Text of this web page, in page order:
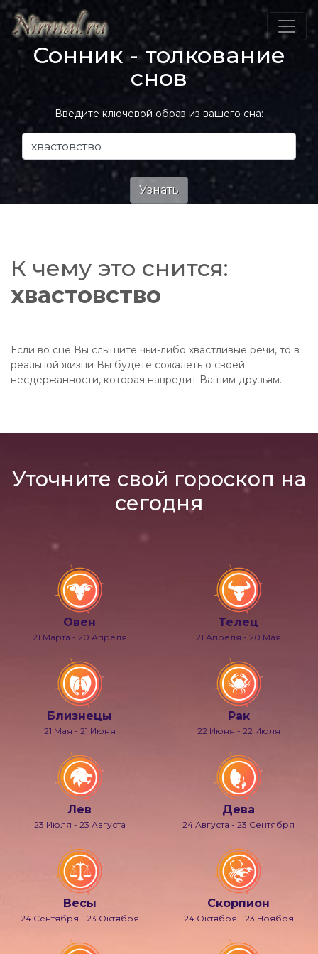
Сонник - толкование
снов
Введите ключевой образ из вашего сна:
К чему это снится:
хвастовство
Если во сне Вы слышите чьи-либо хвастливые речи, то в
реальной жизни Вы будете сожалеть о своей
несдержанности, которая навредит Вашим друзьям.
Уточните свой гороскоп на
сегодня
Овен
21 Марта - 20 Апреля
Телец
21 Апреля - 20 Мая
Близнецы
21 Мая - 21 Июня
Рак
22 Июня - 22 Июля
Лев
23 Июля - 23 Августа
Дева
24 Августа - 23 Сентября
Весы
24 Сентября - 23 Октября
Скорпион
24 Октября - 23 Ноября